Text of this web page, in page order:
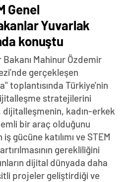
Genel
Yuvarlak
konuştu
Mahinur Özdemir
gerçekleşen
toplantısında Türkiye'nin
stratejilerini
dijitalleşmenin, kadın-erkek
bir araç olduğunu
gücüne katılımı ve STEM
gerekliliğini
dijital dünyada daha
projeler geliştirdiği ve